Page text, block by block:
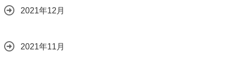
2021年12月
2021年11月